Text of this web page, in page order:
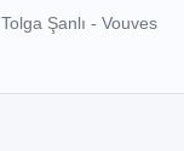
Tolga Şanlı - Vouves